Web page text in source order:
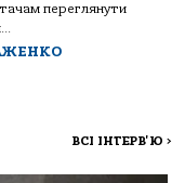
переглянути
ВСІ ІНТЕРВ'Ю >